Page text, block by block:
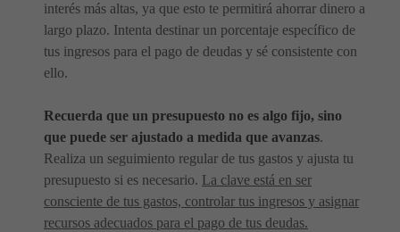
interés más altas, ya que esto te permitirá ahorrar dinero a
largo plazo. Intenta destinar un porcentaje específico de
tus ingresos para el pago de deudas y sé consistente con
ello.
Recuerda que un presupuesto no es algo fijo, sino
que puede ser ajustado a medida que avanzas.
Realiza un seguimiento regular de tus gastos y ajusta tu
presupuesto si es necesario. La clave está en ser
consciente de tus gastos, controlar tus ingresos y asignar
recursos adecuados para el pago de tus deudas.